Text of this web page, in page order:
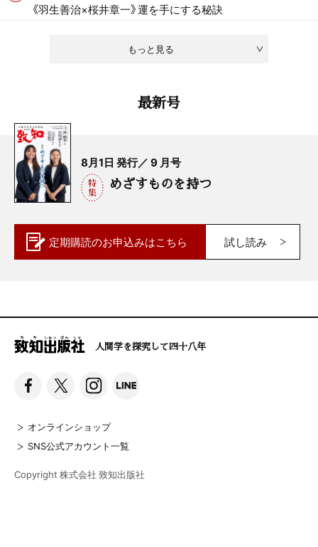
もっと見る
《羽生善治×桜井章一》運を手にする秘訣
最新号
8月1日 発行／ 9 月号
めざすものを持つ
定期購読のお申込みはこちら 試し読み
人間学を探究して四十八年
オンラインショップ
SNS公式アカウント一覧
Copyright 株式会社 致知出版社